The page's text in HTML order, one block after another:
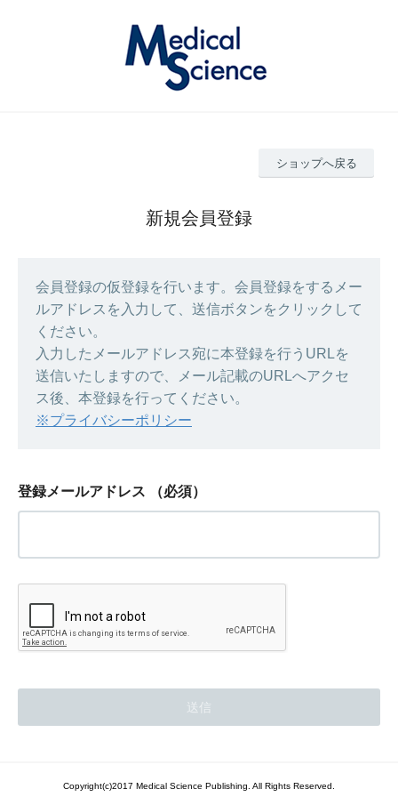
ショップへ戻る
新規会員登録
会員登録の仮登録を行います。会員登録をするメー
ルアドレスを入力して、送信ボタンをクリックして
ください。
入力したメールアドレス宛に本登録を行うURLを
送信いたしますので、メール記載のURLへアクセ
ス後、本登録を行ってください。
※プライバシーポリシー
登録メールアドレス （必須）
Copyright(c)2017 Medical Science Publishing. All Rights Reserved.